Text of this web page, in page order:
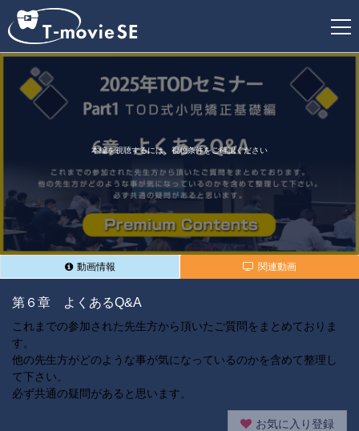
本編を視聴するには、視聴条件をご確認ください
動画情報 関連動画
第６章 よくあるQ&A
これまでの参加された先生方から頂いたご質問をまとめておりま
す。
他の先生方がどのような事が気になっているのかを含めて整理し
て下さい。
必ず共通の疑問があると思います。
お気に入り登録